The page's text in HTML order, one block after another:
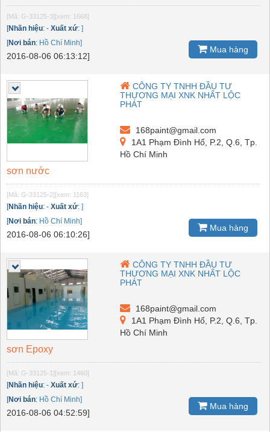
[Mã: G-33125-3] [xem: 1668]
[Nhãn hiệu: - Xuất xứ: ]
[Nơi bán: Hồ Chí Minh]
2016-08-06 06:13:12]
Mua hàng
CÔNG TY TNHH ĐẦU TƯ
THƯƠNG MẠI XNK NHẤT LỘC
PHÁT
168paint@gmail.com
1A1 Phạm Đình Hổ, P.2, Q.6, Tp.
Hồ Chí Minh
sơn nước
[Mã: G-33125-2] [xem: 1163]
[Nhãn hiệu: - Xuất xứ: ]
[Nơi bán: Hồ Chí Minh]
2016-08-06 06:10:26]
Mua hàng
CÔNG TY TNHH ĐẦU TƯ
THƯƠNG MẠI XNK NHẤT LỘC
PHÁT
168paint@gmail.com
1A1 Phạm Đình Hổ, P.2, Q.6, Tp.
Hồ Chí Minh
sơn Epoxy
[Mã: G-33125-1] [xem: 1460]
[Nhãn hiệu: - Xuất xứ: ]
[Nơi bán: Hồ Chí Minh]
2016-08-06 04:52:59]
Mua hàng